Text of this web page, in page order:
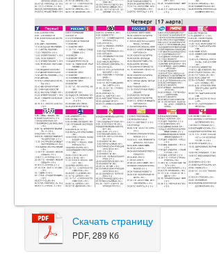
Скачать страницу
PDF, 289 Кб